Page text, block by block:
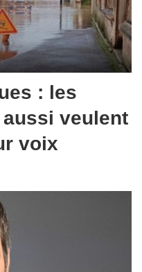
: les
veulent
voix